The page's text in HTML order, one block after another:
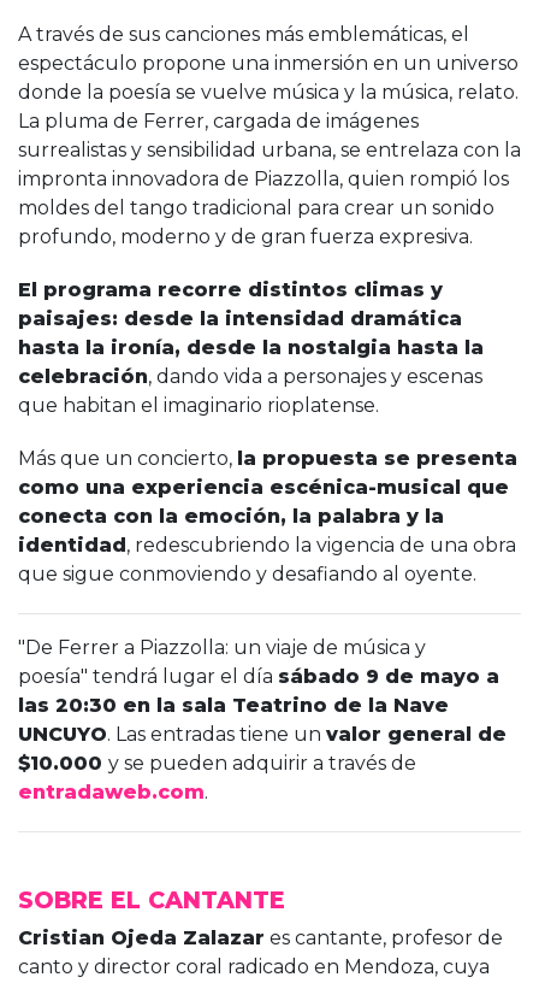
A través de sus canciones más emblemáticas, el
espectáculo propone una inmersión en un universo
donde la poesía se vuelve música y la música, relato.
La pluma de Ferrer, cargada de imágenes
surrealistas y sensibilidad urbana, se entrelaza con la
impronta innovadora de Piazzolla, quien rompió los
moldes del tango tradicional para crear un sonido
profundo, moderno y de gran fuerza expresiva.
El programa recorre distintos climas y
paisajes: desde la intensidad dramática
hasta la ironía, desde la nostalgia hasta la
celebración, dando vida a personajes y escenas
que habitan el imaginario rioplatense.
Más que un concierto, la propuesta se presenta
como una experiencia escénica-musical que
conecta con la emoción, la palabra y la
identidad, redescubriendo la vigencia de una obra
que sigue conmoviendo y desafiando al oyente.
"De Ferrer a Piazzolla: un viaje de música y
poesía" tendrá lugar el día sábado 9 de mayo a
las 20:30 en la sala Teatrino de la Nave
UNCUYO. Las entradas tiene un valor general de
$10.000 y se pueden adquirir a través de
entradaweb.com.
SOBRE EL CANTANTE
Cristian Ojeda Zalazar es cantante, profesor de
canto y director coral radicado en Mendoza, cuya